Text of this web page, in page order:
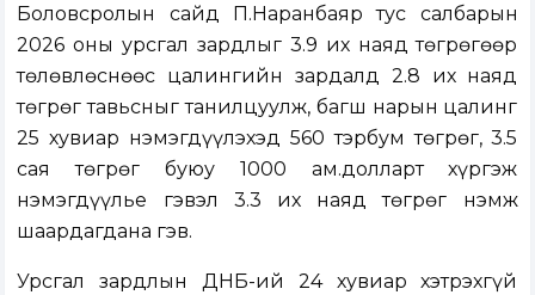
Боловсролын сайд П.Наранбаяр тус салбарын
2026 оны урсгал зардлыг 3.9 их наяд төгрөгөөр
төлөвлөснөөс цалингийн зардалд 2.8 их наяд
төгрөг тавьсныг танилцуулж, багш нарын цалинг
25 хувиар нэмэгдүүлэхэд 560 тэрбум төгрөг, 3.5
сая төгрөг буюу 1000 ам.долларт хүргэж
нэмэгдүүлье гэвэл 3.3 их наяд төгрөг нэмж
шаардагдана гэв.
Урсгал зардлын ДНБ-ий 24 хувиар хэтрэхгүй